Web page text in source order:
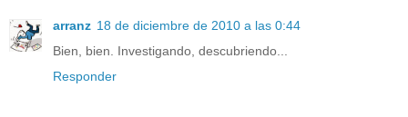
arranz 18 de diciembre de 2010 a las 0:44
Bien, bien. Investigando, descubriendo...
Responder